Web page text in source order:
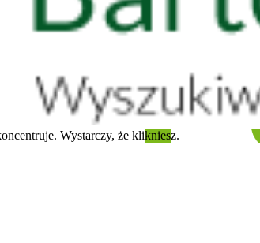
Wystarczy, że klikniesz.